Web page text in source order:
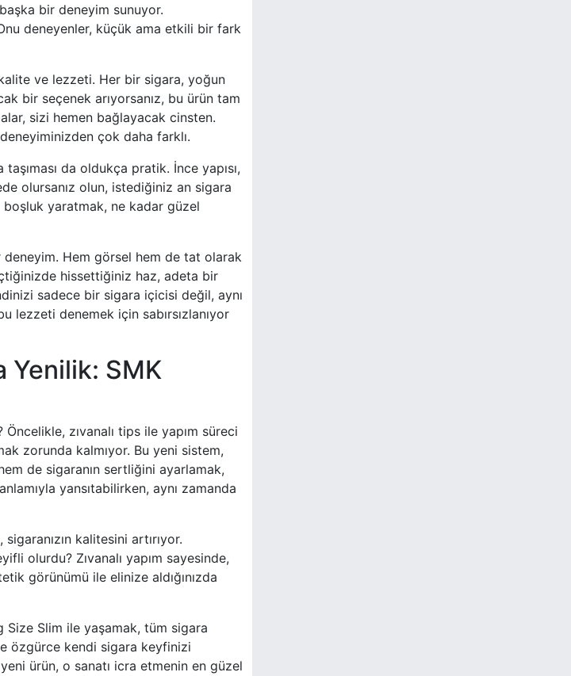
bir deneyim sunuyor.
deneyenler, küçük ama etkili bir fark
ve lezzeti. Her bir sigara, yoğun
bir seçenek arıyorsanız, bu ürün tam
sizi hemen bağlayacak cinsten.
çok daha farklı.
da oldukça pratik. İnce yapısı,
olursanız olun, istediğiniz an sigara
yaratmak, ne kadar güzel
Hem görsel hem de tat olarak
hissettiğiniz haz, adeta bir
sadece bir sigara içicisi değil, aynı
lezzeti denemek için sabırsızlanıyor
Yenilik: SMK
zıvanalı tips ile yapım süreci
zorunda kalmıyor. Bu yeni sistem,
de sigaranın sertliğini ayarlamak,
yansıtabilirken, aynı zamanda
kalitesini artırıyor.
olurdu? Zıvanalı yapım sayesinde,
görünümü ile elinize aldığınızda
Size Slim ile yaşamak, tüm sigara
özgürce kendi sigara keyfinizi
ürün, o sanatı icra etmenin en güzel